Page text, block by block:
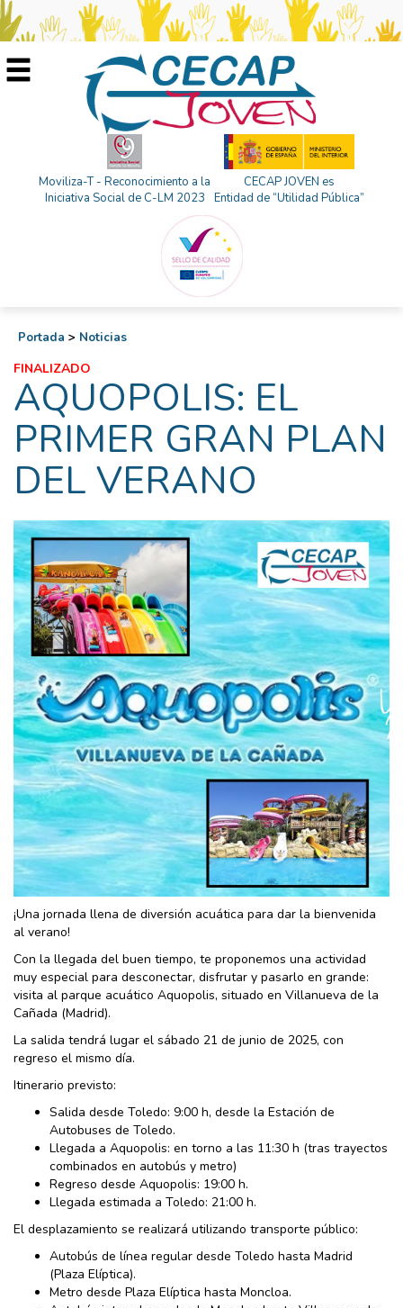
Moviliza-T - Reconocimiento a la
Iniciativa Social de C-LM 2023
CECAP JOVEN es
Entidad de “Utilidad Pública”
Portada > Noticias
FINALIZADO
AQUOPOLIS: EL
PRIMER GRAN PLAN
DEL VERANO
¡Una jornada llena de diversión acuática para dar la bienvenida
al verano!
Con la llegada del buen tiempo, te proponemos una actividad
muy especial para desconectar, disfrutar y pasarlo en grande:
visita al parque acuático Aquopolis, situado en Villanueva de la
Cañada (Madrid).
La salida tendrá lugar el sábado 21 de junio de 2025, con
regreso el mismo día.
Itinerario previsto:
Salida desde Toledo: 9:00 h, desde la Estación de
Autobuses de Toledo.
Llegada a Aquopolis: en torno a las 11:30 h (tras trayectos
combinados en autobús y metro)
Regreso desde Aquopolis: 19:00 h.
Llegada estimada a Toledo: 21:00 h.
El desplazamiento se realizará utilizando transporte público:
Autobús de línea regular desde Toledo hasta Madrid
(Plaza Elíptica).
Metro desde Plaza Elíptica hasta Moncloa.